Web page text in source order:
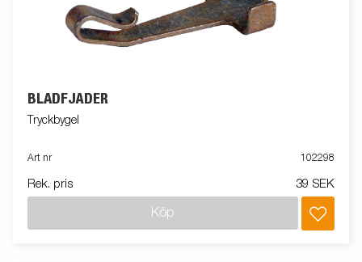
BLADFJÄDER
Tryckbygel
Art nr 102298
Rek. pris 39 SEK
Köp